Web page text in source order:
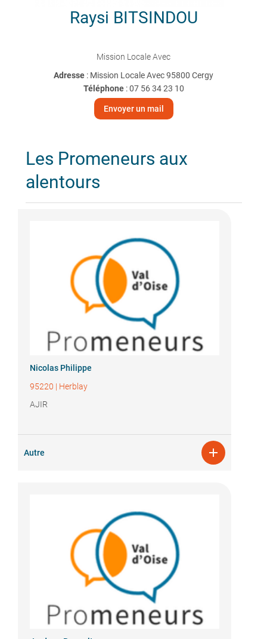
Raysi BITSINDOU
Mission Locale Avec
Adresse : Mission Locale Avec 95800 Cergy
Téléphone:07 56 34 23 10
Envoyer un mail
Les Promeneurs aux
alentours
Nicolas Philippe
95220 | Herblay
AJIR
Autre 